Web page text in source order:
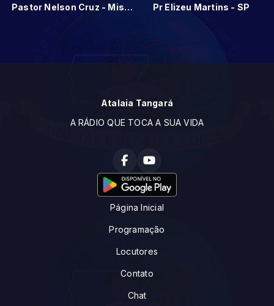
Pastor Nelson Cruz - Missionário de Moçambique (ÁFRICA) Pr Elizeu Martins - SP
Atalaia Tangará
A RÁDIO QUE TOCA A SUA VIDA
Página Inicial
Programação
Locutores
Contato
Chat